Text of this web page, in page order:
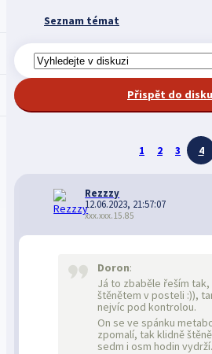
Seznam témat
Přispět do
1 2 3 4
Rezzzy
12.06.2023, 21:57:07
xxx.xxx.15.85
Doron:
Já to zbaběle řeším tak,
štěnětem v posteli :)),
nejvíc pod kontrolou.
On se ve spánku
zpomalí, tak klidně
sedm i osm hodin vydrží.